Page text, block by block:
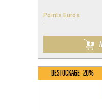
Points Euros
:
DESTOCKAGE -20%